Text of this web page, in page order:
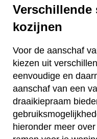
kozijnen
Voor de aanschaf
kiezen uit
eenvoudige en
aanschaf van een
draaikiepraam
hieronder meer